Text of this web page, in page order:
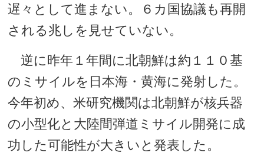
遅々として進まない。６カ国協議も再開
される兆しを見せていない。
逆に昨年１年間に北朝鮮は約１１０基
のミサイルを日本海・黄海に発射した。
今年初め、米研究機関は北朝鮮が核兵器
の小型化と大陸間弾道ミサイル開発に成
功した可能性が大きいと発表した。